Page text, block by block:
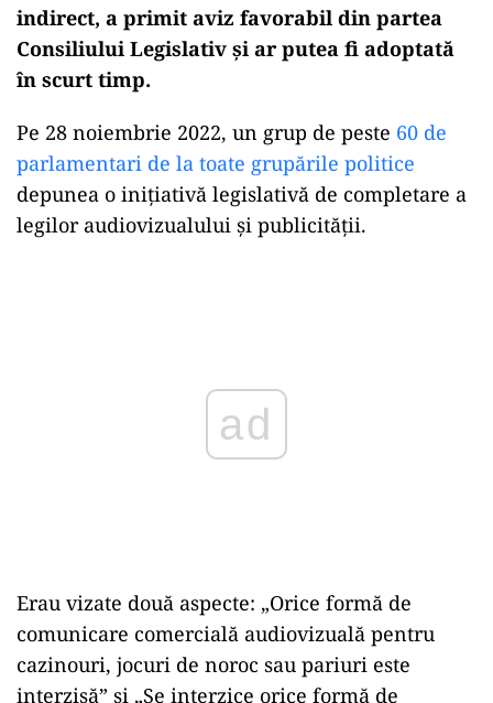
indirect, a primit aviz favorabil din partea
Consiliului Legislativ și ar putea fi adoptată
în scurt timp.
Pe 28 noiembrie 2022, un grup de peste 60 de
parlamentari de la toate grupările politice
depunea o inițiativă legislativă de completare a
legilor audiovizualului și publicității.
Erau vizate două aspecte: „Orice formă de
comunicare comercială audiovizuală pentru
cazinouri, jocuri de noroc sau pariuri este
interzisă” și „Se interzice orice formă de